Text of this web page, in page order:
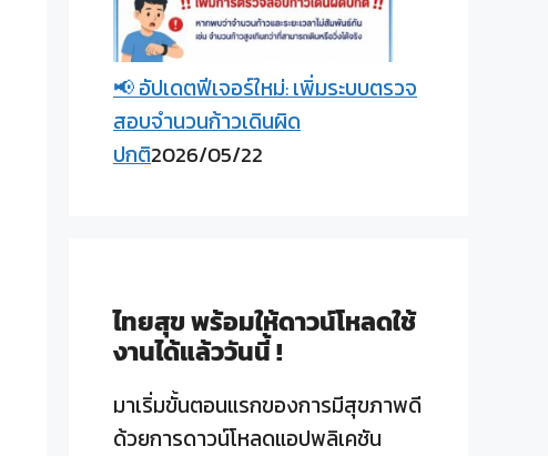
📢 อัปเดตฟีเจอร์ใหม่: เพิ่มระบบตรวจ
สอบจำนวนก้าวเดินผิด
ปกติ2026/05/22
ไทยสุข พร้อมให้ดาวน์โหลดใช้
งานได้แล้ววันนี้ !
มาเริ่มขั้นตอนแรกของการมีสุขภาพดี
ด้วยการดาวน์โหลดแอปพลิเคชัน